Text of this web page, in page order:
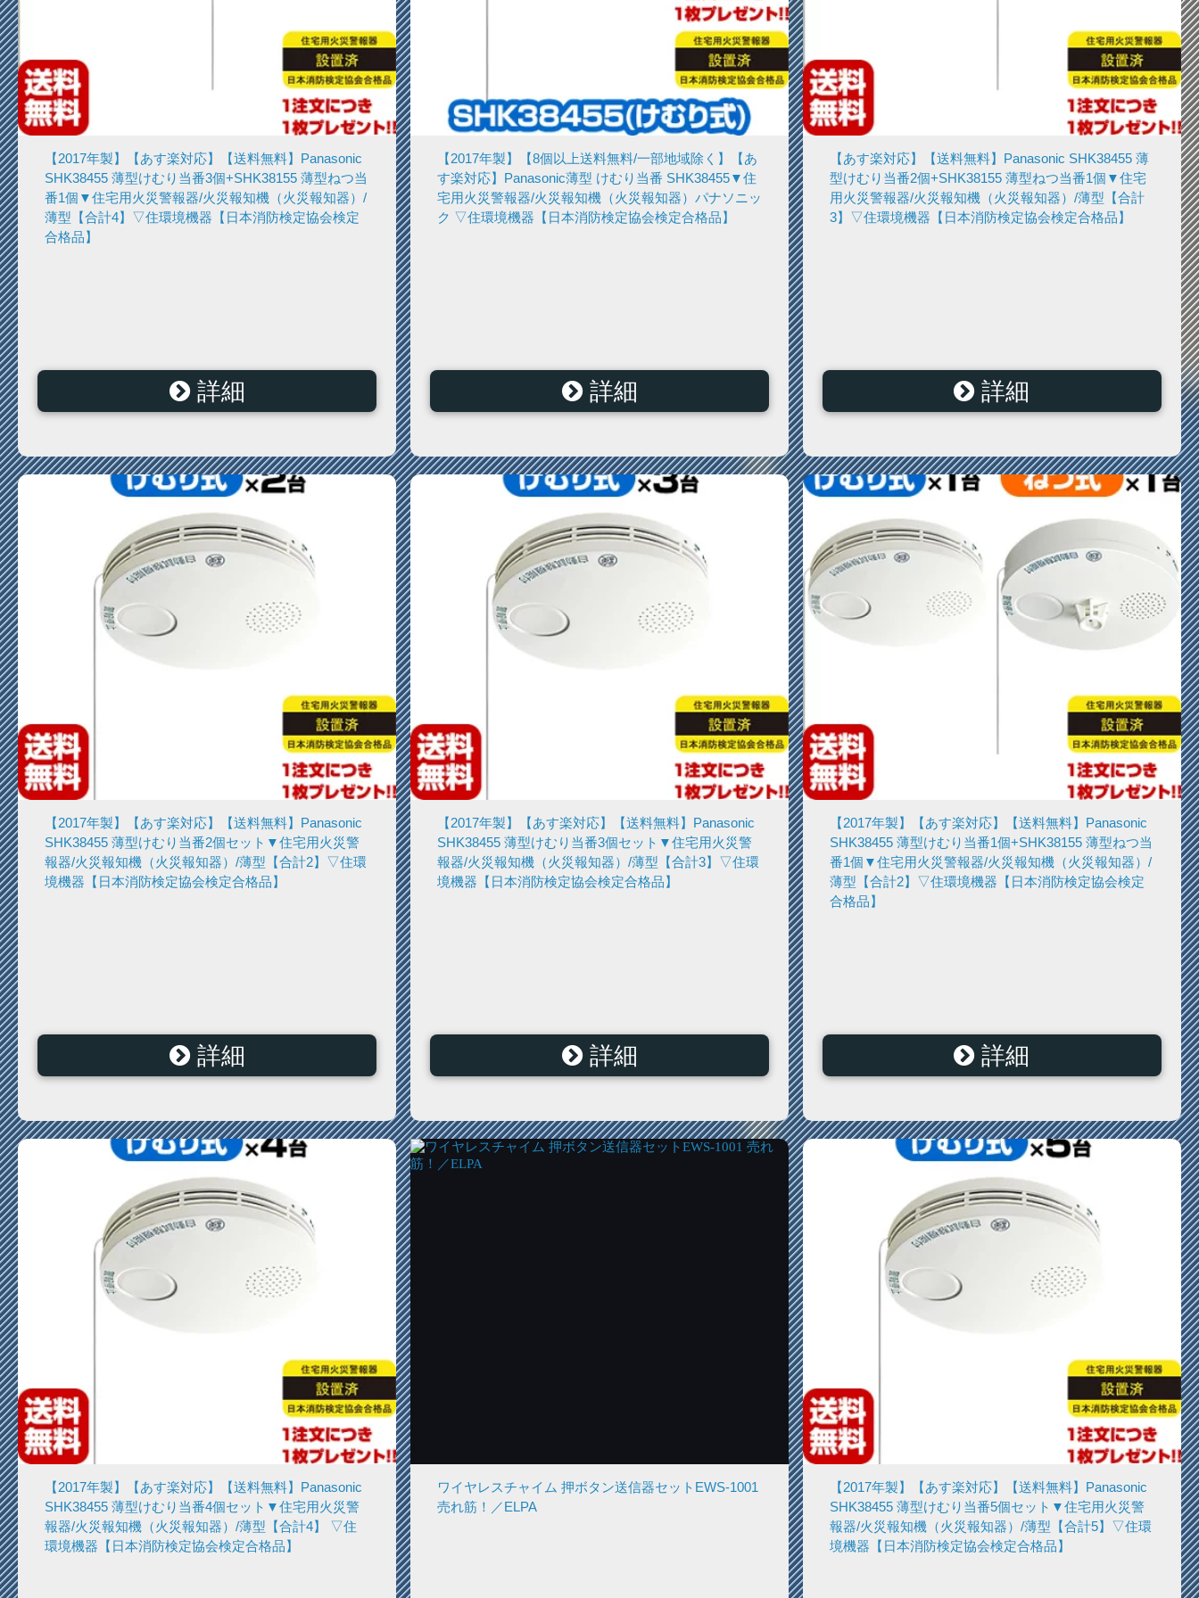
【2017年製】【あす楽対応】【送料無料】Panasonic
SHK38455 薄型けむり当番3個+SHK38155 薄型ねつ当
番1個▼住宅用火災警報器/火災報知機（火災報知器）/
薄型【合計4】▽住環境機器【日本消防検定協会検定
合格品】
詳細
【2017年製】【8個以上送料無料/一部地域除く】【あ
す楽対応】Panasonic薄型 けむり当番 SHK38455▼住
宅用火災警報器/火災報知機（火災報知器）パナソニッ
ク ▽住環境機器【日本消防検定協会検定合格品】
詳細
【あす楽対応】【送料無料】Panasonic SHK38455 薄
型けむり当番2個+SHK38155 薄型ねつ当番1個▼住宅
用火災警報器/火災報知機（火災報知器）/薄型【合計
3】▽住環境機器【日本消防検定協会検定合格品】
詳細
【2017年製】【あす楽対応】【送料無料】Panasonic
SHK38455 薄型けむり当番2個セット▼住宅用火災警
報器/火災報知機（火災報知器）/薄型【合計2】▽住環
境機器【日本消防検定協会検定合格品】
詳細
【2017年製】【あす楽対応】【送料無料】Panasonic
SHK38455 薄型けむり当番3個セット▼住宅用火災警
報器/火災報知機（火災報知器）/薄型【合計3】▽住環
境機器【日本消防検定協会検定合格品】
詳細
【2017年製】【あす楽対応】【送料無料】Panasonic
SHK38455 薄型けむり当番1個+SHK38155 薄型ねつ当
番1個▼住宅用火災警報器/火災報知機（火災報知器）/
薄型【合計2】▽住環境機器【日本消防検定協会検定
合格品】
詳細
【2017年製】【あす楽対応】【送料無料】Panasonic
SHK38455 薄型けむり当番4個セット▼住宅用火災警
報器/火災報知機（火災報知器）/薄型【合計4】 ▽住
環境機器【日本消防検定協会検定合格品】
ワイヤレスチャイム 押ボタン送信器セットEWS-1001
売れ筋！／ELPA
【2017年製】【あす楽対応】【送料無料】Panasonic
SHK38455 薄型けむり当番5個セット▼住宅用火災警
報器/火災報知機（火災報知器）/薄型【合計5】▽住環
境機器【日本消防検定協会検定合格品】